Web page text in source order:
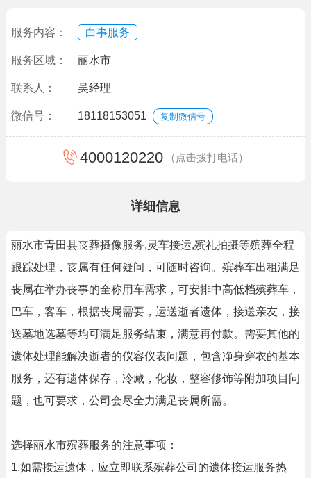
服务内容： 白事服务
服务区域： 丽水市
联系人： 吴经理
微信号： 18118153051 复制微信号
4000120220 （点击拨打电话）
详细信息
丽水市青田县丧葬摄像服务,灵车接运,殡礼拍摄等殡葬全程
跟踪处理，丧属有任何疑问，可随时咨询。殡葬车出租满足
丧属在举办丧事的全称用车需求，可安排中高低档殡葬车，
巴车，客车，根据丧属需要，运送逝者遗体，接送亲友，接
送墓地选墓等均可满足服务结束，满意再付款。需要其他的
遗体处理能解决逝者的仪容仪表问题，包含净身穿衣的基本
服务，还有遗体保存，冷藏，化妆，整容修饰等附加项目问
题，也可要求，公司会尽全力满足丧属所需。
选择丽水市殡葬服务的注意事项：
1.如需接运遗体，应立即联系殡葬公司的遗体接运服务热